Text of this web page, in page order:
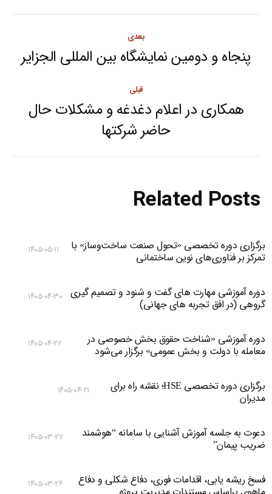
navigation
قبلی
Previous
post:
همکاری در اعلام دغدغه و مشکلات حال
حاضر شرکتها
بعدی
Next
پنجاه و دومین نمایشگاه بین المللی الجزایر
Related Posts
برگزاری دوره تخصصی «تحول صنعت ساخت‌وساز» با
تمرکز بر فناوری‌های نوین ساختمانی
۱۴۰۵-۰۵-۱۱
دوره آموزشی مهارت های گفت و شنود و تصمیم گیری
گروهی (در افق تجربه های جهانی)
۱۴۰۵-۰۴-۳۰
دوره آموزشی «شناخت حقوق بخش خصوصی در
معامله با دولت و بخش عمومی» برگزار می‌شود
۱۴۰۵-۰۴-۲۲
برگزاری دوره تخصصی HSE؛ نقشه راه برای
مدیران
۱۴۰۵-۰۴-۲۱
دعوت به جلسه آموزش آشنایی با سامانه “هوشمند
ضریب پیمان”
۱۴۰۵-۰۳-۲۷
فسخ ریشه یابی، اقدامات فوری، دفاع شکلی و دفاع
۱۴۰۵-۰۳-۲۶